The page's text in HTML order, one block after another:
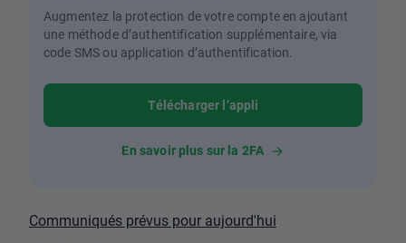
Augmentez la protection de votre compte en ajoutant
une méthode d’authentification supplémentaire, via
code SMS ou application d’authentification.
Télécharger l’appli
En savoir plus sur la 2FA
Communiqués prévus pour aujourd'hui